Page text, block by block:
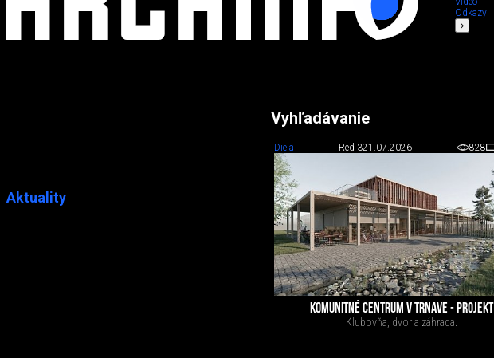
Odkazy
Aktuality
Vyhľadávanie
Diela Red 321.07.2026 828
KOMUNITNÉ CENTRUM V TRNAVE - PROJEKT
Klubovňa, dvor a záhrada.